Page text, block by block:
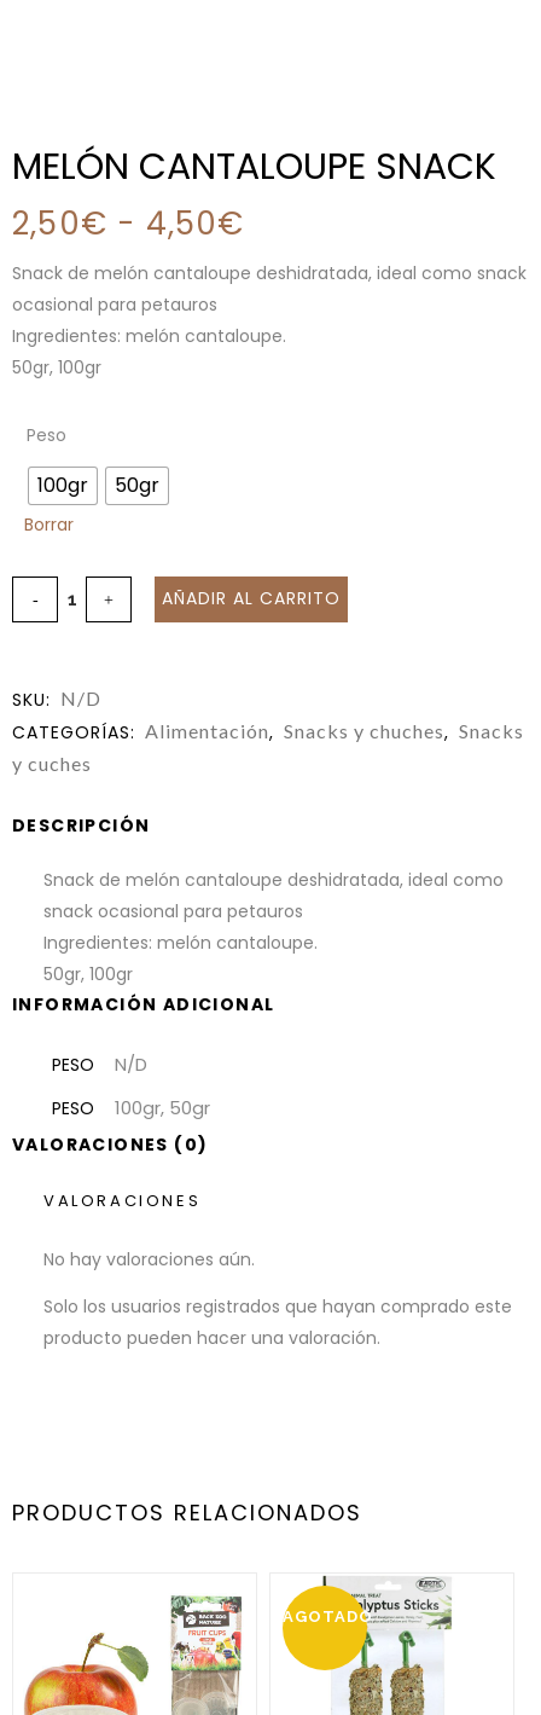
MELÓN CANTALOUPE SNACK
2,50€ - 4,50€
Snack de melón cantaloupe deshidratada, ideal como snack
ocasional para petauros
Ingredientes: melón cantaloupe.
50gr, 100gr
Peso
100gr 50gr
Borrar
AÑADIR AL CARRITO
SKU: N/D
CATEGORÍAS: Alimentación, Snacks y chuches, Snacks
y cuches
DESCRIPCIÓN
Snack de melón cantaloupe deshidratada, ideal como
snack ocasional para petauros
Ingredientes: melón cantaloupe.
50gr, 100gr
INFORMACIÓN ADICIONAL
PESO N/D
PESO 100gr, 50gr
VALORACIONES (0)
VALORACIONES
No hay valoraciones aún.
Solo los usuarios registrados que hayan comprado este
producto pueden hacer una valoración.
PRODUCTOS RELACIONADOS
AGOTADO